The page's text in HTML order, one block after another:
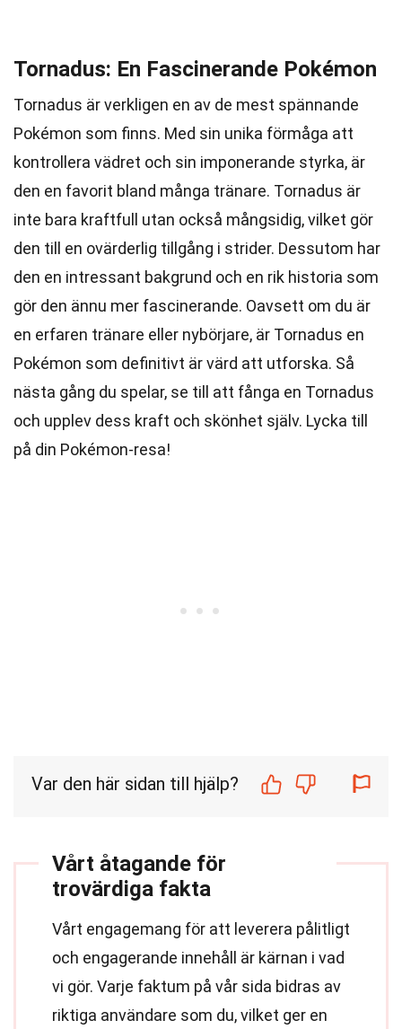
Tornadus: En Fascinerande Pokémon
Tornadus är verkligen en av de mest spännande
Pokémon som finns. Med sin unika förmåga att
kontrollera vädret och sin imponerande styrka, är
den en favorit bland många tränare. Tornadus är
inte bara kraftfull utan också mångsidig, vilket gör
den till en ovärderlig tillgång i strider. Dessutom har
den en intressant bakgrund och en rik historia som
gör den ännu mer fascinerande. Oavsett om du är
en erfaren tränare eller nybörjare, är Tornadus en
Pokémon som definitivt är värd att utforska. Så
nästa gång du spelar, se till att fånga en Tornadus
och upplev dess kraft och skönhet själv. Lycka till
på din Pokémon-resa!
Var den här sidan till hjälp?
Vårt åtagande för
trovärdiga fakta
Vårt engagemang för att leverera pålitligt
och engagerande innehåll är kärnan i vad
vi gör. Varje faktum på vår sida bidras av
riktiga användare som du, vilket ger en